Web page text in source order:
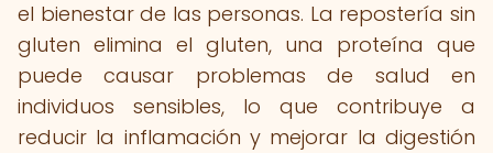
el bienestar de las personas. La repostería sin
gluten elimina el gluten, una proteína que
puede causar problemas de salud en
individuos sensibles, lo que contribuye a
reducir la inflamación y mejorar la digestión